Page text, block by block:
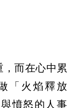
而在心中累
「火焰釋放
憤怒的人事